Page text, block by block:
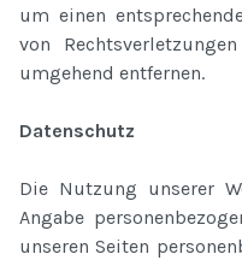
um einen
von
umgehend entfernen.
Datenschutz
Die Nutzung unserer
Angabe
unseren Seiten